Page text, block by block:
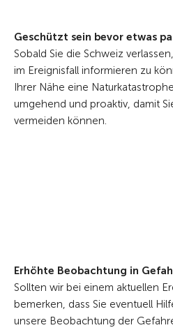
Geschützt sein bevor etwas
Sobald Sie die Schweiz
im Ereignisfall informieren zu
Ihrer Nähe eine
umgehend und proaktiv, damit
vermeiden können.
Erhöhte Beobachtung in
Sollten wir bei einem aktuellen
bemerken, dass Sie eventuell
unsere Beobachtung der